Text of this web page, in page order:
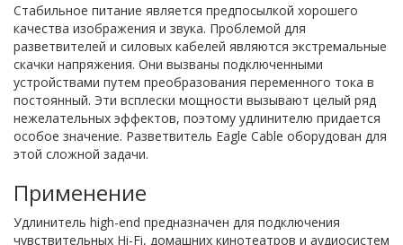
Cтабильное питание является предпосылкой хорошего
качества изображения и звука. Проблемой для
разветвителей и силовых кабелей являются экстремальные
скачки напряжения. Они вызваны подключенными
устройствами путем преобразования переменного тока в
постоянный. Эти всплески мощности вызывают целый ряд
нежелательных эффектов, поэтому удлинителю придается
особое значение. Разветвитель Eagle Cable оборудован для
этой сложной задачи.
Применение
Удлинитель high-end предназначен для подключения
чувствительных Hi-Fi, домашних кинотеатров и аудиосистем